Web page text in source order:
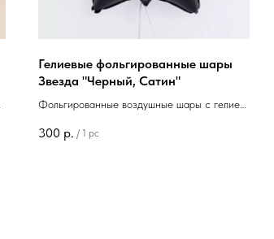
Гелиевые фольгированные шары
Звезда "Черный, Сатин"
Фольгированные воздушные шары с гелием
300 р. / 1 pc